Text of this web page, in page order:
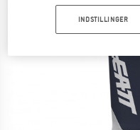
INDSTILLINGER